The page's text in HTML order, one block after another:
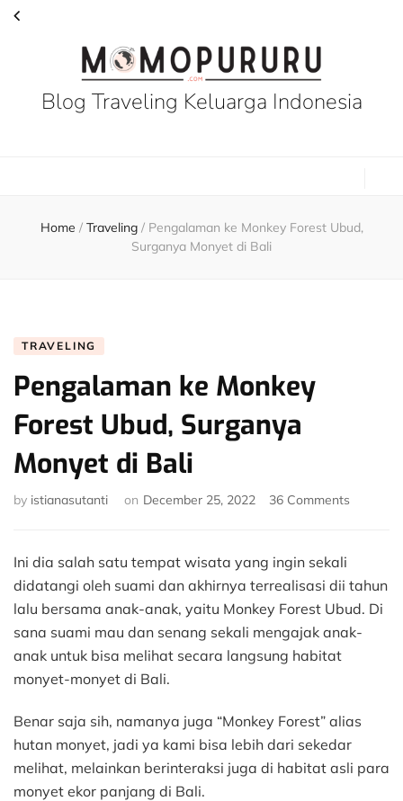
Blog Traveling Keluarga Indonesia
Home / Traveling / Pengalaman ke Monkey Forest Ubud,
Surganya Monyet di Bali
TRAVELING
Pengalaman ke Monkey
Forest Ubud, Surganya
Monyet di Bali
by istianasutanti on December 25, 2022 36 Comments
Ubud,
Surganya
Monyet
Ini dia salah satu tempat wisata yang ingin sekali
didatangi oleh suami dan akhirnya terrealisasi dii tahun
lalu bersama anak-anak, yaitu Monkey Forest Ubud. Di
sana suami mau dan senang sekali mengajak anak-
anak untuk bisa melihat secara langsung habitat
monyet-monyet di Bali.
Benar saja sih, namanya juga “Monkey Forest” alias
hutan monyet, jadi ya kami bisa lebih dari sekedar
melihat, melainkan berinteraksi juga di habitat asli para
monyet ekor panjang di Bali.